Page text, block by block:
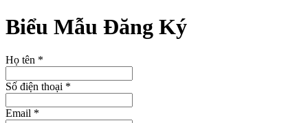
Biểu Mẫu Đăng Ký
Họ tên *
Số điện thoại *
Email *